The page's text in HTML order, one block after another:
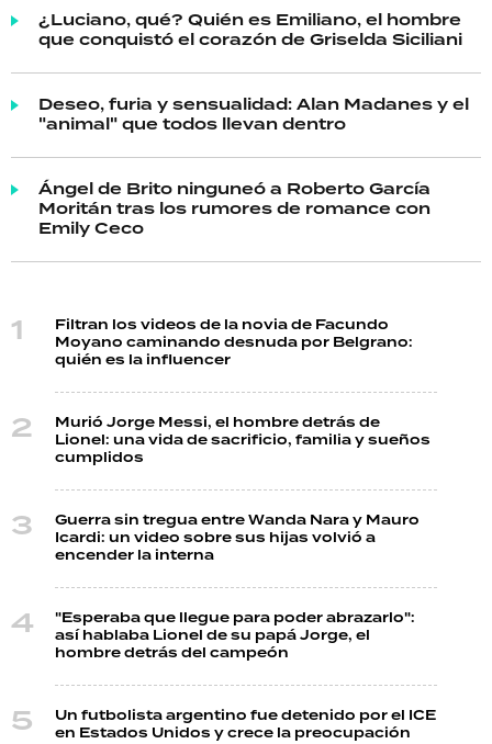
¿Luciano, qué? Quién es Emiliano, el hombre
que conquistó el corazón de Griselda Siciliani
Deseo, furia y sensualidad: Alan Madanes y el
"animal" que todos llevan dentro
Ángel de Brito ninguneó a Roberto García
Moritán tras los rumores de romance con
Emily Ceco
Filtran los videos de la novia de Facundo
Moyano caminando desnuda por Belgrano:
quién es la influencer
Murió Jorge Messi, el hombre detrás de
Lionel: una vida de sacrificio, familia y sueños
cumplidos
Guerra sin tregua entre Wanda Nara y Mauro
Icardi: un video sobre sus hijas volvió a
encender la interna
"Esperaba que llegue para poder abrazarlo":
así hablaba Lionel de su papá Jorge, el
hombre detrás del campeón
Un futbolista argentino fue detenido por el ICE
en Estados Unidos y crece la preocupación